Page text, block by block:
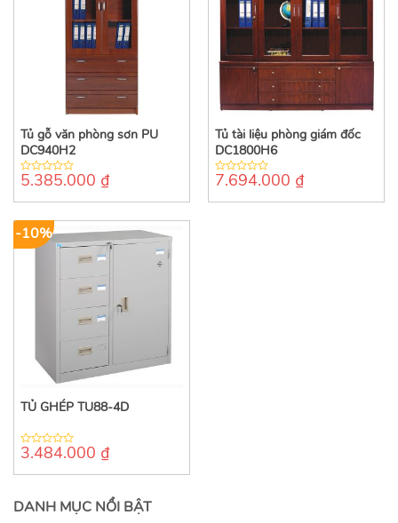
Tủ gỗ văn phòng sơn PU
DC940H2
0
of
5.385.000 ₫
Tủ tài liệu phòng giám đốc
DC1800H6
0
of
7.694.000 ₫
-10%
TỦ GHÉP TU88-4D
0
of
3.484.000 ₫
DANH MỤC NỔI BẬT